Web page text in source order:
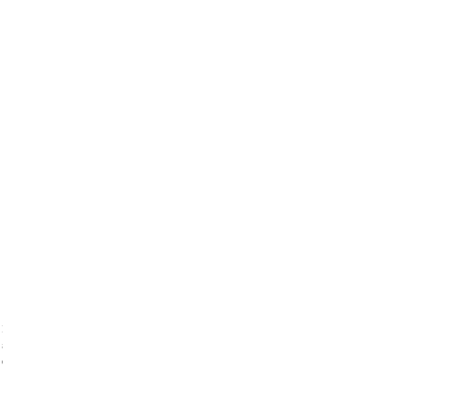
Dass Sparkassenbücher vor ihrer Vereinheitlichung nicht nur unterschiedlich farbig waren, sondern
auch verschiedene Bezeichnungen führten, erfuhren Auszubildende gestern.
des OSV